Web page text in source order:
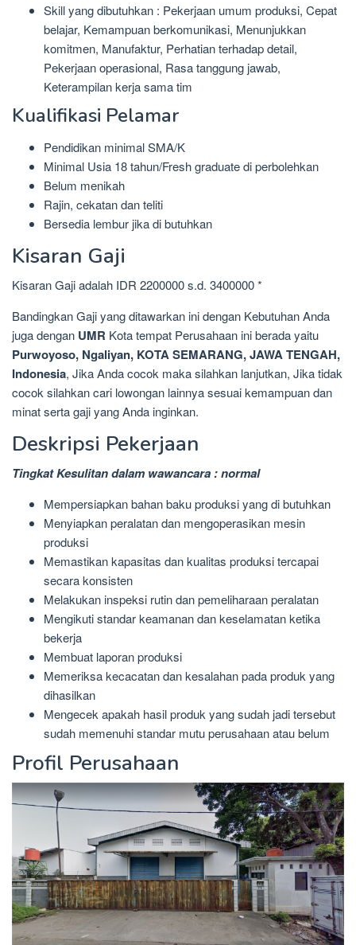
Skill yang dibutuhkan : Pekerjaan umum produksi, Cepat
belajar, Kemampuan berkomunikasi, Menunjukkan
komitmen, Manufaktur, Perhatian terhadap detail,
Pekerjaan operasional, Rasa tanggung jawab,
Keterampilan kerja sama tim
Kualifikasi Pelamar
Pendidikan minimal SMA/K
Minimal Usia 18 tahun/Fresh graduate di perbolehkan
Belum menikah
Rajin, cekatan dan teliti
Bersedia lembur jika di butuhkan
Kisaran Gaji
Kisaran Gaji adalah IDR 2200000 s.d. 3400000 *
Bandingkan Gaji yang ditawarkan ini dengan Kebutuhan Anda
juga dengan UMR Kota tempat Perusahaan ini berada yaitu
Purwoyoso, Ngaliyan, KOTA SEMARANG, JAWA TENGAH,
Indonesia, Jika Anda cocok maka silahkan lanjutkan, Jika tidak
cocok silahkan cari lowongan lainnya sesuai kemampuan dan
minat serta gaji yang Anda inginkan.
Deskripsi Pekerjaan
Tingkat Kesulitan dalam wawancara : normal
Mempersiapkan bahan baku produksi yang di butuhkan
Menyiapkan peralatan dan mengoperasikan mesin
produksi
Memastikan kapasitas dan kualitas produksi tercapai
secara konsisten
Melakukan inspeksi rutin dan pemeliharaan peralatan
Mengikuti standar keamanan dan keselamatan ketika
bekerja
Membuat laporan produksi
Memeriksa kecacatan dan kesalahan pada produk yang
dihasilkan
Mengecek apakah hasil produk yang sudah jadi tersebut
sudah memenuhi standar mutu perusahaan atau belum
Profil Perusahaan